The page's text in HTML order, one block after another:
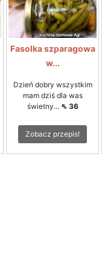
Fasolka szparagowa
w...
Dzień dobry wszystkim
mam dziś dla was
świetny... ⇖ 36
Zobacz przepis!